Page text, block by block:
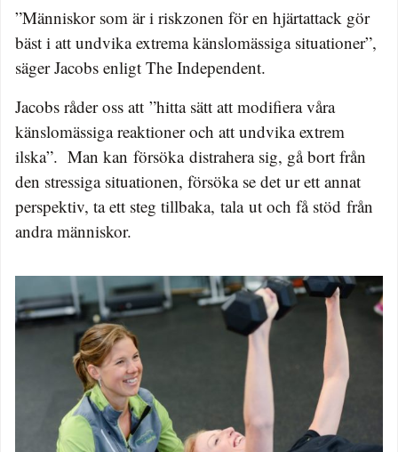
”Människor som är i riskzonen för en hjärtattack gör
bäst i att undvika extrema känslomässiga situationer”,
säger Jacobs enligt The Independent.
Jacobs råder oss att ”hitta sätt att modifiera våra
känslomässiga reaktioner och att undvika extrem
ilska”. Man kan försöka distrahera sig, gå bort från
den stressiga situationen, försöka se det ur ett annat
perspektiv, ta ett steg tillbaka, talaut och få stöd från
andra människor.